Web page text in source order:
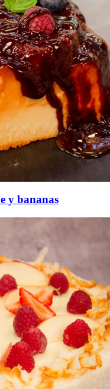
y bananas